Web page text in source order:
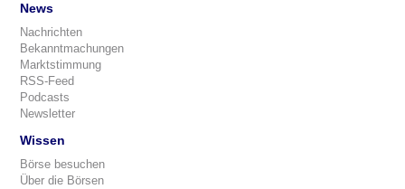
News
Nachrichten
Bekanntmachungen
Marktstimmung
RSS-Feed
Podcasts
Newsletter
Wissen
Börse besuchen
Über die Börsen